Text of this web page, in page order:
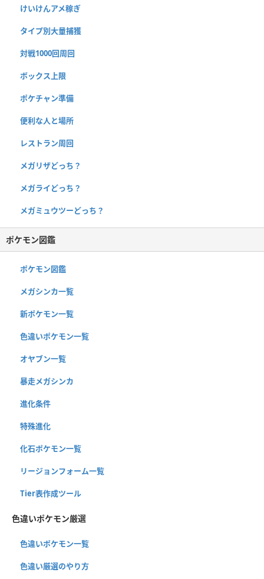
けいけんアメ稼ぎ
タイプ別大量捕獲
対戦1000回周回
ボックス上限
ポケチャン準備
便利な人と場所
レストラン周回
メガリザどっち？
メガライどっち？
メガミュウツーどっち？
ポケモン図鑑
ポケモン図鑑
メガシンカ一覧
新ポケモン一覧
色違いポケモン一覧
オヤブン一覧
暴走メガシンカ
進化条件
特殊進化
化石ポケモン一覧
リージョンフォーム一覧
Tier表作成ツール
色違いポケモン厳選
色違いポケモン一覧
色違い厳選のやり方